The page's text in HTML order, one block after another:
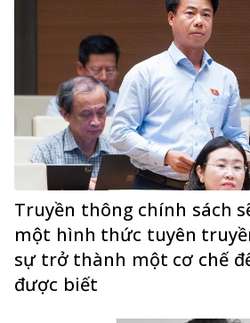
Truyền thông chính sách
một hình thức tuyên
sự trở thành một cơ chế
được biết